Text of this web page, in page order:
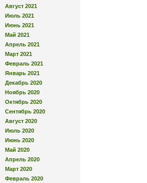
Август 2021
Июль 2021
Июнь 2021
Май 2021
Апрель 2021
Март 2021
Февраль 2021
Январь 2021
Декабрь 2020
Ноябрь 2020
Октябрь 2020
Сентябрь 2020
Август 2020
Июль 2020
Июнь 2020
Май 2020
Апрель 2020
Март 2020
Февраль 2020